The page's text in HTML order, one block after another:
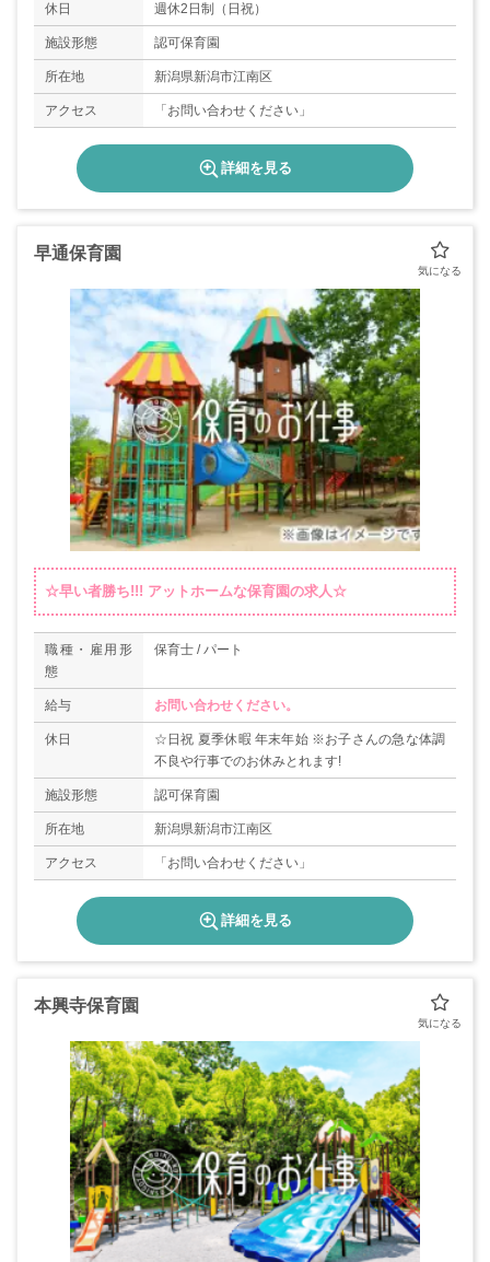
休日 週休2日制（日祝）
施設形態 認可保育園
所在地 新潟県新潟市江南区
アクセス 「お問い合わせください」
詳細を見る
早通保育園
☆早い者勝ち!!! アットホームな保育園の求人☆
職種・雇用形
態
保育士 / パート
給与 お問い合わせください。
休日
☆日祝 夏季休暇 年末年始 ※お子さんの急な体調
不良や行事でのお休みとれます!
施設形態 認可保育園
所在地 新潟県新潟市江南区
アクセス 「お問い合わせください」
詳細を見る
本興寺保育園